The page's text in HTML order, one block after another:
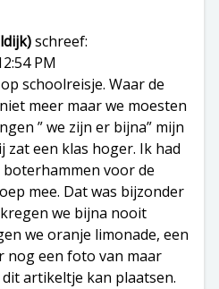
schreef:
PM
schoolreisje. Waar de
meer maar we moesten
” we zijn er bijna” mijn
een klas hoger. Ik had
voor de
mee. Dat was bijzonder
we bijna nooit
we oranje limonade, een
nog een foto van maar
artikeltje kan plaatsen.